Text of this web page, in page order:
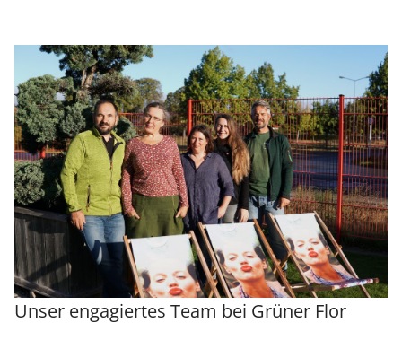
Unser engagiertes Team bei Grüner Flor